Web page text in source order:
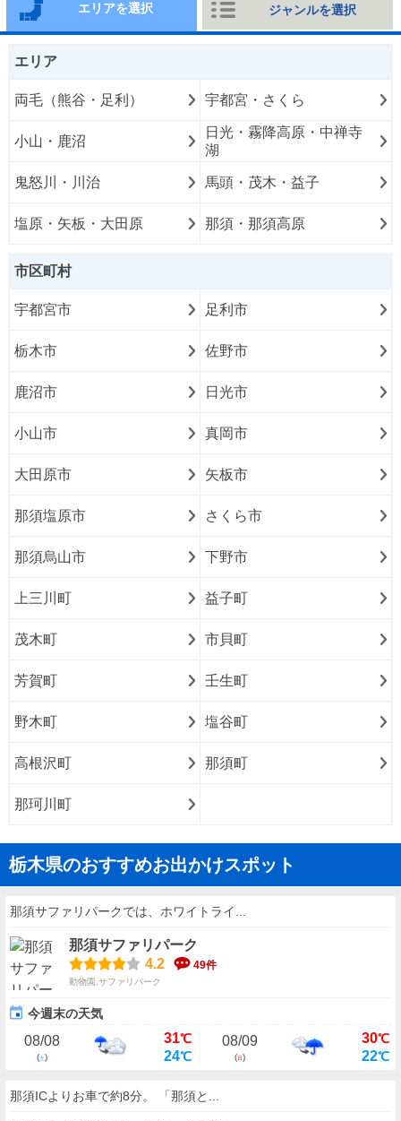
エリアを選択 ジャンルを選択
エリア
両毛（熊谷・足利） 宇都宮・さくら
小山・鹿沼
日光・霧降高原・中禅寺
湖
鬼怒川・川治 馬頭・茂木・益子
塩原・矢板・大田原 那須・那須高原
市区町村
宇都宮市 足利市
栃木市 佐野市
鹿沼市 日光市
小山市 真岡市
大田原市 矢板市
那須塩原市 さくら市
那須烏山市 下野市
上三川町 益子町
茂木町 市貝町
芳賀町 壬生町
野木町 塩谷町
高根沢町 那須町
那珂川町
栃木県のおすすめお出かけスポット
那須サファリパークでは、ホワイトライ...
那須サファリパーク
4.2
49件
動物園,サファリパーク
今週末の天気
08/08
(土)
31℃
24℃
08/09
(日)
30℃
22℃
那須ICよりお車で約8分。 「那須と...